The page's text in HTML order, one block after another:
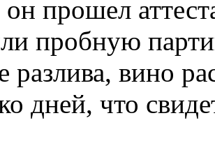
прошел
пробную
разлива, вино
дней, что